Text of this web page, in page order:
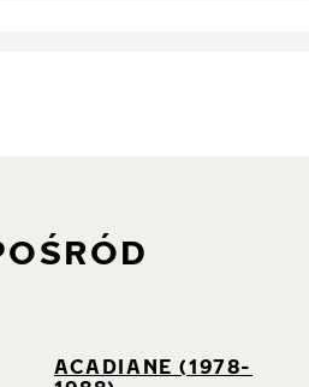
ACADIANE (1978-